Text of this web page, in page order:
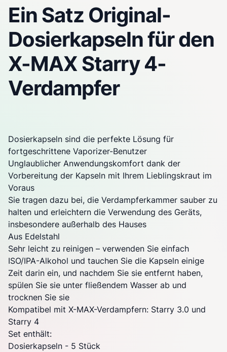
Ein Satz Original-
Dosierkapseln für den
X-MAXStarry4-
Verdampfer
Dosierkapseln sind die perfekte Lösung für
fortgeschrittene Vaporizer-Benutzer
Unglaublicher Anwendungskomfort dank der
Vorbereitung der Kapseln mit Ihrem Lieblingskraut im
Voraus
Sie tragen dazu bei, die Verdampferkammer sauber zu
halten und erleichtern die Verwendung des Geräts,
insbesondere außerhalb des Hauses
Aus Edelstahl
Sehr leicht zu reinigen – verwenden Sie einfach
ISO/IPA-Alkohol und tauchen Sie die Kapseln einige
Zeit darin ein, und nachdem Sie sie entfernt haben,
spülen Sie sie unter fließendem Wasser ab und
trocknen Sie sie
Kompatibel mit X-MAX-Verdampfern: Starry 3.0 und
Starry 4
Set enthält:
Dosierkapseln - 5 Stück